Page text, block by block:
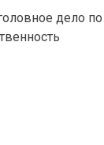
дело по